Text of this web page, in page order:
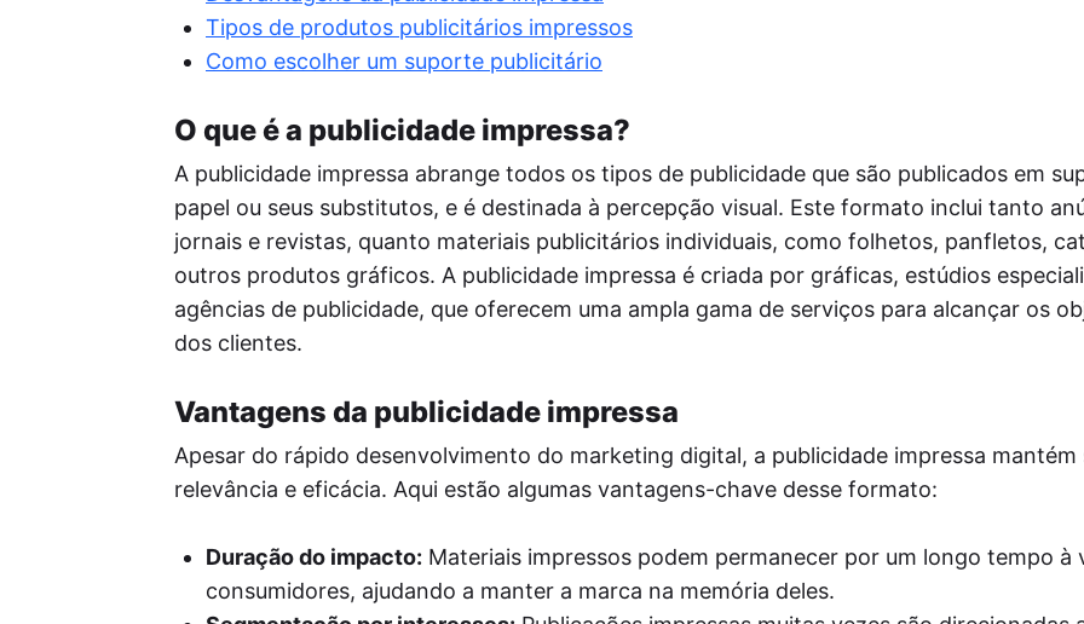
Permite a postagem automática de notícias do
seu site nas redes sociais via RSS, aumentando
o alcance do público.
Postmypost AI
A IA ajuda os profissionais de marketing a
enfrentar tarefas rotineiras, desde a geração de
ideias e a criação de planos de conteúdo até a
redação de textos e a análise de dados.
Tipos de produtos publicitários impressos
Como escolher um suporte publicitário
O que é a publicidade impressa?
A publicidade impressa abrange todos os tipos de publicidade que são publicados em
papel ou seus substitutos, e é destinada à percepção visual. Este formato inclui tanto
jornais e revistas, quanto materiais publicitários individuais, como folhetos, panfletos,
outros produtos gráficos. A publicidade impressa é criada por gráficas, estúdios
agências de publicidade, que oferecem uma ampla gama de serviços para alcançar os
dos clientes.
Vantagens da publicidade impressa
Apesar do rápido desenvolvimento do marketing digital, a publicidade impressa mantém
relevância e eficácia. Aqui estão algumas vantagens-chave desse formato:
Duração do impacto: Materiais impressos podem permanecer por um longo tempo à
consumidores, ajudando a manter a marca na memória deles.